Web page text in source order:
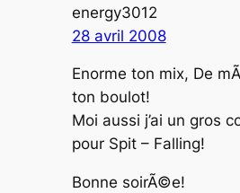
energy3012
28 avril 2008
Enorme ton mix, De
ton boulot!
Moi aussi j’ai un gros
pour Spit – Falling!
Bonne soirÃ©e!